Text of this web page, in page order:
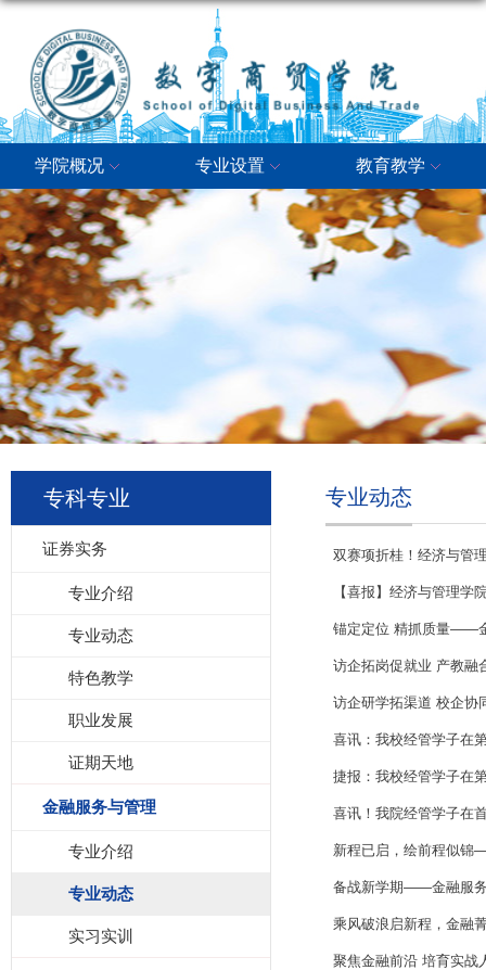
学院概况 专业设置 教育教学
专科专业
证券实务
专业介绍
专业动态
特色教学
职业发展
证期天地
金融服务与管理
专业介绍
专业动态
实习实训
专业动态
双赛项折桂！经济与管
【喜报】经济与管理学
锚定定位 精抓质量——
访企拓岗促就业 产教
访企研学拓渠道 校企
喜讯：我校经管学子在
捷报：我校经管学子在
喜讯！我院经管学子在
新程已启，绘前程似锦
备战新学期——金融服
乘风破浪启新程，金融
聚焦金融前沿 培育实